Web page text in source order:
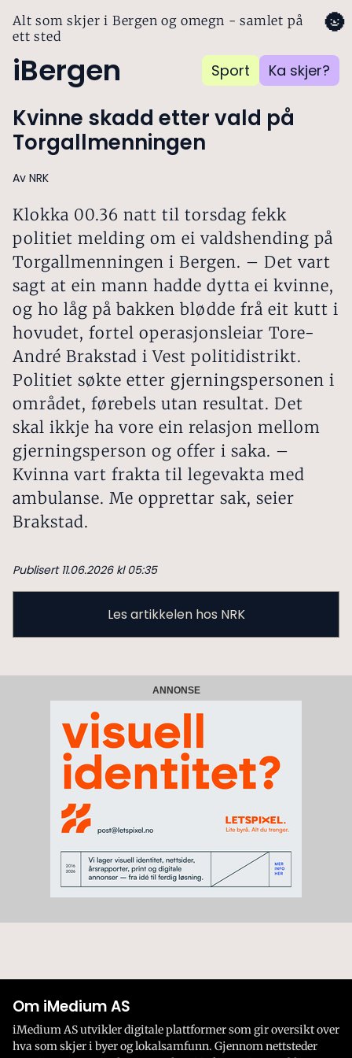
Alt som skjer i Bergen og omegn - samlet på
ett sted
iBergen Sport Ka skjer?
🌚
Kvinne skadd etter vald på
Torgallmenningen
Av NRK
Klokka 00.36 natt til torsdag fekk
politiet melding om ei valdshending på
Torgallmenningen i Bergen. – Det vart
sagt at ein mann hadde dytta ei kvinne,
og ho låg på bakken blødde frå eit kutt i
hovudet, fortel operasjonsleiar Tore-
André Brakstad i Vest politidistrikt.
Politiet søkte etter gjerningspersonen i
området, førebels utan resultat. Det
skal ikkje ha vore ein relasjon mellom
gjerningsperson og offer i saka. –
Kvinna vart frakta til legevakta med
ambulanse. Me opprettar sak, seier
Brakstad.
Publisert 11.06.2026 kl 05:35
Les artikkelen hos NRK
ANNONSE
Om iMedium AS
iMedium AS utvikler digitale plattformer som gir oversikt over
hva som skjer i byer og lokalsamfunn. Gjennom nettsteder